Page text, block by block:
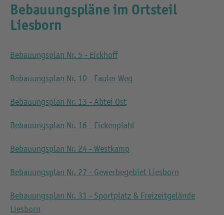
Bebauungspläne im Ortsteil
Liesborn
Bebauungsplan Nr. 5 - Eickhoff
Bebauungsplan Nr. 10 - Fauler Weg
Bebauungsplan Nr. 13 - Abtei Ost
Bebauungsplan Nr. 16 - Eickenpfahl
Bebauungsplan Nr. 24 - Westkamp
Bebauungsplan Nr. 27 - Gewerbegebiet Liesborn
Bebauungsplan Nr. 31 - Sportplatz & Freizeitgelände
Liesborn